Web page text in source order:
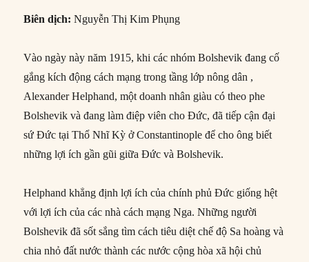
Biên dịch: Nguyễn Thị Kim Phụng
Vào ngày này năm 1915, khi các nhóm Bolshevik đang cố
gắng kích động cách mạng trong tầng lớp nông dân ,
Alexander Helphand, một doanh nhân giàu có theo phe
Bolshevik và đang làm điệp viên cho Đức, đã tiếp cận đại
sứ Đức tại Thổ Nhĩ Kỳ ở Constantinople để cho ông biết
những lợi ích gần gũi giữa Đức và Bolshevik.
Helphand khẳng định lợi ích của chính phủ Đức giống hệt
với lợi ích của các nhà cách mạng Nga. Những người
Bolshevik đã sốt sắng tìm cách tiêu diệt chế độ Sa hoàng và
chia nhỏ đất nước thành các nước cộng hòa xã hội chủ